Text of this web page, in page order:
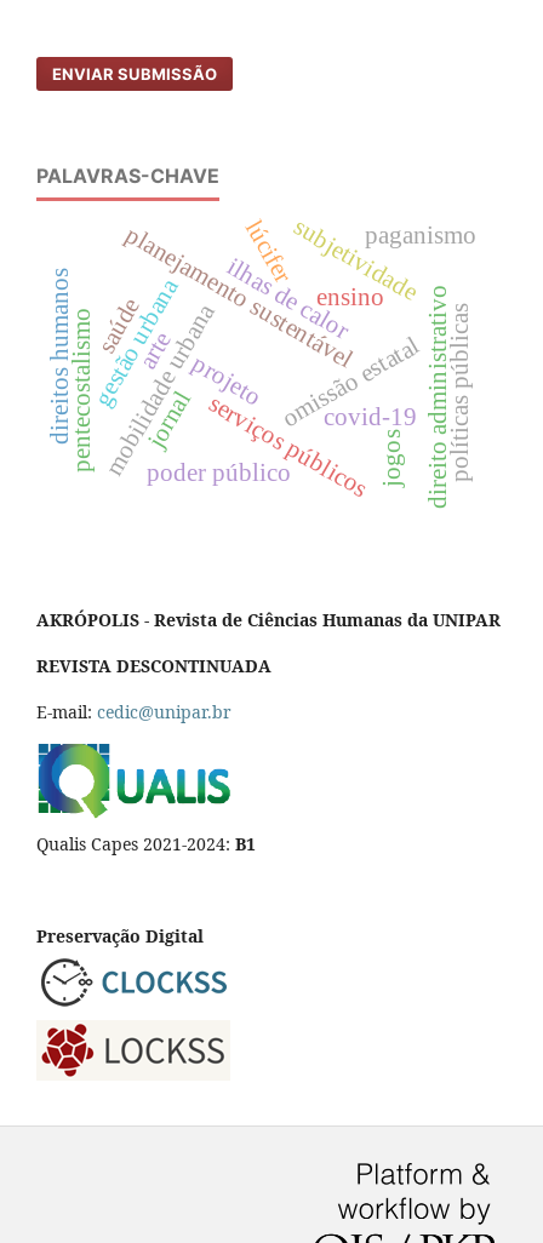
ENVIAR SUBMISSÃO
PALAVRAS-CHAVE
planejamento sustentável
mobilidade urbanailhas de calor
jornal
ensino
projeto omissão estatal
serviços públicos direito administrativo
covid-19 políticas públicas
gestão urbana
subjetividade
pentecostalismo poder público
direitos humanos arte
lúcifer paganismo
saúde
jogos
AKRÓPOLIS - Revista de Ciências Humanas da UNIPAR
REVISTA DESCONTINUADA
E-mail: cedic@unipar.br
Qualis Capes 2021-2024: B1
Preservação Digital